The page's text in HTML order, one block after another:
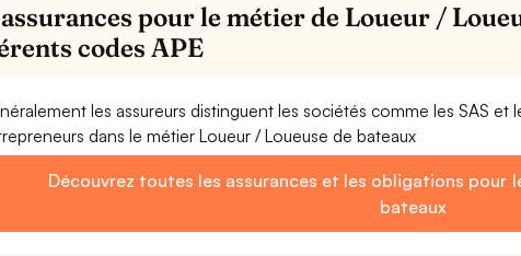
pour le métier de Loueur /
codes APE
les assureurs distinguent les sociétés comme les SAS
dans le métier Loueur / Loueuse de bateaux
Découvrez toutes les assurances et les obligations pour
bateaux